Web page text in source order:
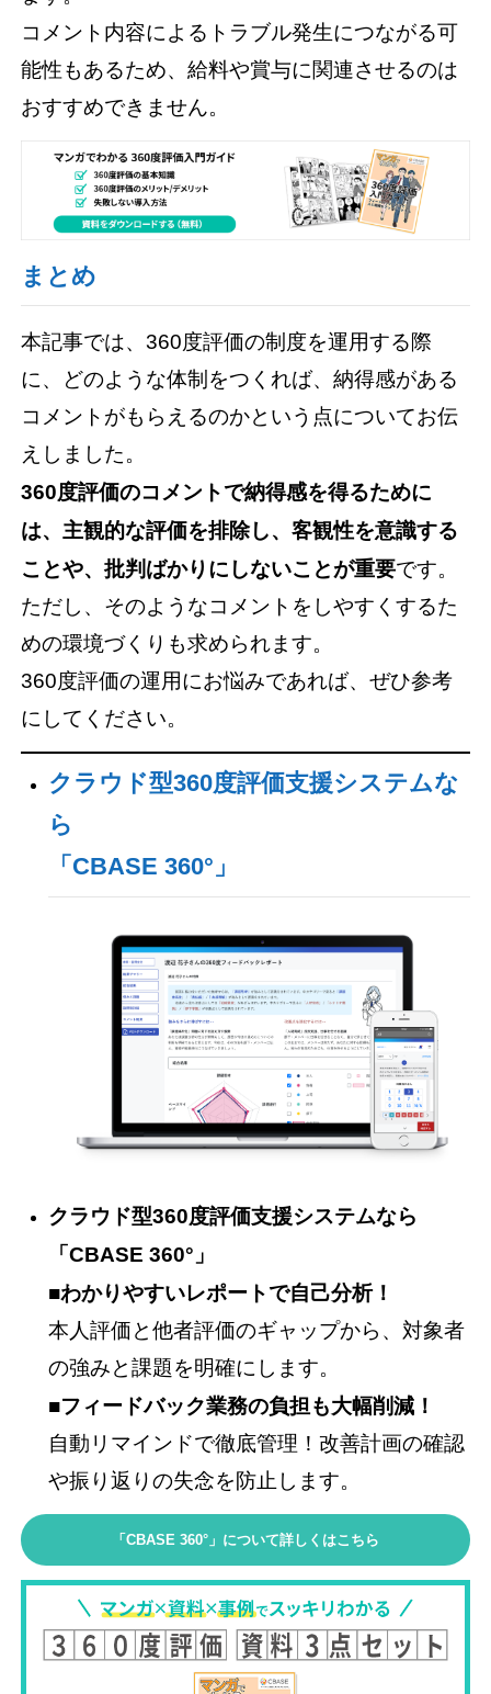
コメント内容によるトラブル発生につながる可
能性もあるため、給料や賞与に関連させるのは
おすすめできません。
まとめ
本記事では、360度評価の制度を運用する際
に、どのような体制をつくれば、納得感がある
コメントがもらえるのかという点についてお伝
えしました。
360度評価のコメントで納得感を得るために
は、主観的な評価を排除し、客観性を意識する
ことや、批判ばかりにしないことが重要です。
ただし、そのようなコメントをしやすくするた
めの環境づくりも求められます。
360度評価の運用にお悩みであれば、ぜひ参考
にしてください。
クラウド型360度評価支援システムな
ら
「CBASE 360°」
クラウド型360度評価支援システムなら
「CBASE 360°」
■わかりやすいレポートで自己分析！
本人評価と他者評価のギャップから、対象者
の強みと課題を明確にします。
■フィードバック業務の負担も大幅削減！
自動リマインドで徹底管理！改善計画の確認
や振り返りの失念を防止します。
「CBASE 360°」について詳しくはこちら